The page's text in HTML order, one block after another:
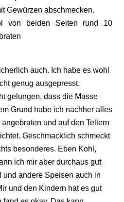
Gewürzen abschmecken.
von beiden Seiten rund 10
auch. Ich habe es wohl
genug ausgepresst.
gelungen, dass die Masse
Grund habe ich nachher alles
und auf den Tellern
Geschmacklich schmeckt
besonderes. Eben Kohl,
ich mir aber durchaus gut
andere Speisen auch in
und den Kindern hat es gut